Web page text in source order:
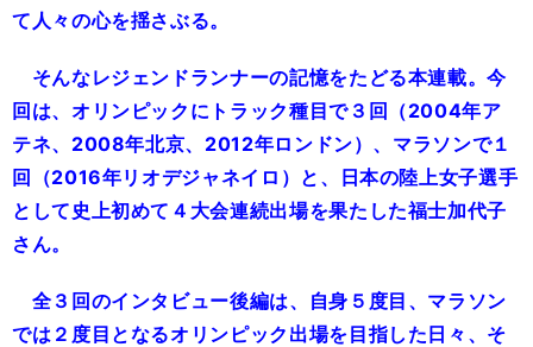
て人々の心を揺さぶる。
そんなレジェンドランナーの記憶をたどる本連載。今
回は、オリンピックにトラック種目で３回（2004年ア
テネ、2008年北京、2012年ロンドン）、マラソンで１
回（2016年リオデジャネイロ）と、日本の陸上女子選手
として史上初めて４大会連続出場を果たした福士加代子
さん。
全３回のインタビュー後編は、自身５度目、マラソン
では２度目となるオリンピック出場を目指した日々、そ